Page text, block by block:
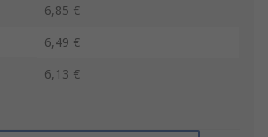
6,85 €
6,49 €
6,13 €